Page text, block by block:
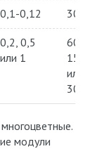
0,1-0,12 30
0,2, 0,5
или 1
60,
150
или
300
модули